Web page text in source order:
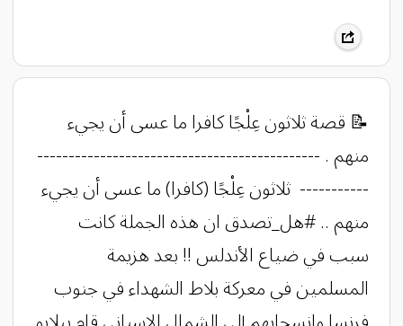
​​​​​​​​​​​​​​​​​​​​​​​​​​​​​​​​​​​​​​​​​​​​​​​​​​​​​​​​​​​​​📝 قصة ثلاثون عِلْجًا كافرا ما عسى أن يجيء
منهم . ---------------------------------------------
----------- ثلاثون عِلْجًا (كافرا) ما عسى أن يجيء
منهم .. #هل_تصدق ان هذه الجملة كانت
سبب في ضياع الأندلس !! بعد هزيمة
المسلمين في معركة بلاط الشهداء في جنوب